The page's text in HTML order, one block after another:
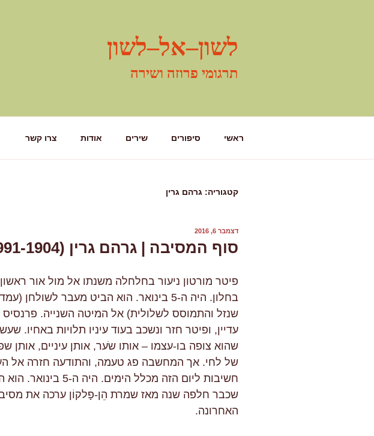
לשון–אל–לשון
תרגומי פרוזה ושירה
ראשי סיפורים שירים אודות צרו קשר
קטגוריה: גרהם גרין
פורסם
דצמבר 6, 2016
סוף המסיבה | גרהם גרין (1991-1904)
פיטר מורטון ניעור בחלחלה משנתו אל מול אור
בחלון. היה ה-5 בינואר. הוא הביט מעבר לשולחן
שנזל והתמוסס לשלולית) אל המיטה השנייה. פרנסיס
עדיין, ופיטר חזר ונשכב בעוד עיניו תלויות באחיו.
שהוא צופה בו-עצמו – אותו שֹער, אותן עיניים, אותן
של לחי. אך המחשבה פג טעמה, והתודעה חזרה אל
חשיבות ליום הזה מכלל
שכבר חלפה שנה מאז שמרת הֵן-פָלקוֹן ערכה את
האחרונה.